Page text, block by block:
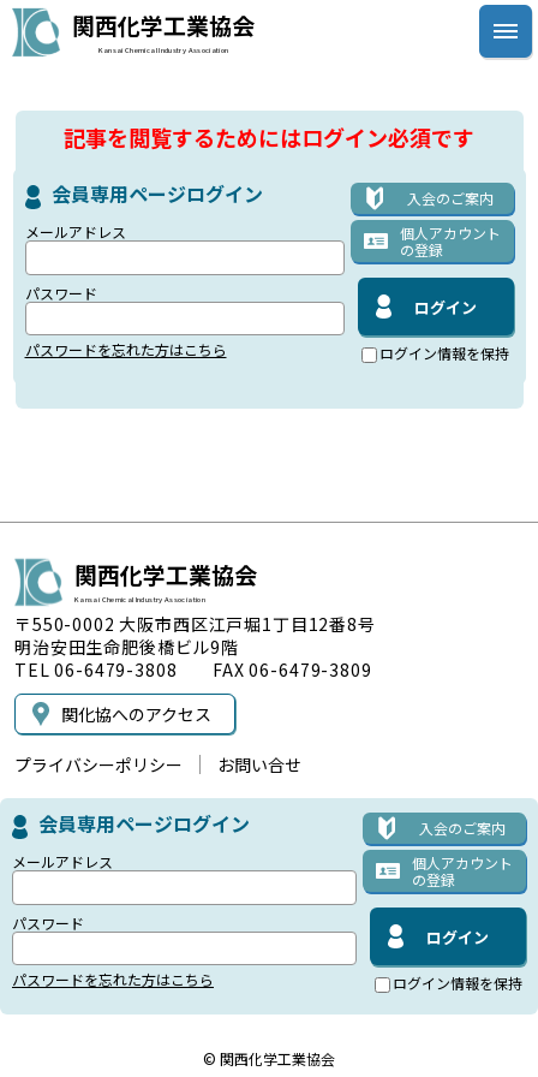
関西化学工業協会
Kansai Chemical Industry Association
記事を閲覧するためにはログイン必須です
会員専用ページログイン
入会のご案内
個人アカウント
の登録
メールアドレス
パスワード
パスワードを忘れた方はこちら ログイン情報を保持
関西化学工業協会
Kansai Chemical Industry Association
〒550-0002 大阪市西区江戸堀1丁目12番8号
明治安田生命肥後橋ビル9階
TEL 06-6479-3808 FAX 06-6479-3809
関化協へのアクセス
プライバシーポリシー お問い合せ
会員専用ページログイン
入会のご案内
個人アカウント
の登録
メールアドレス
パスワード
パスワードを忘れた方はこちら ログイン情報を保持
© 関西化学工業協会